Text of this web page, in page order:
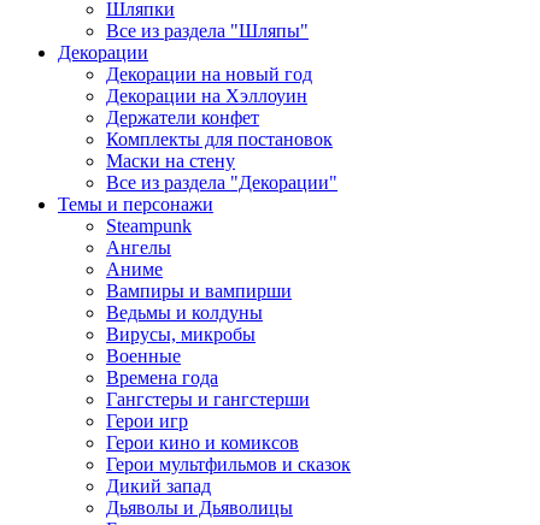
Шляпки
Все из раздела "Шляпы"
Декорации
Декорации на новый год
Декорации на Хэллоуин
Держатели конфет
Комплекты для постановок
Маски на стену
Все из раздела "Декорации"
Темы и персонажи
Steampunk
Ангелы
Аниме
Вампиры и вампирши
Ведьмы и колдуны
Вирусы, микробы
Военные
Времена года
Гангстеры и гангстерши
Герои игр
Герои кино и комиксов
Герои мультфильмов и сказок
Дикий запад
Дьяволы и Дьяволицы